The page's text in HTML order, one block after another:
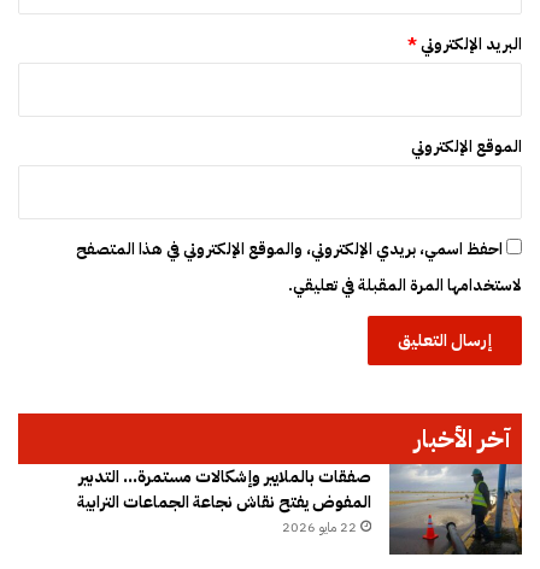
ي
أ
ن
م
ة
ا
ت
ق
ع
د
البريد الإلكتروني*
الموقع الإلكتروني
احفظ اسمي، بريدي الإلكتروني، والموقع الإلكتروني في هذا المتصفح
لاستخدامها المرة المقبلة في تعليقي.
آخر الأخبار
صفقات بالملايير وإشكالات مستمرة… التدبير
المفوض يفتح نقاش نجاعة الجماعات الترابية
22 مايو 2026